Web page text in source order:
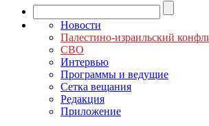
Новости
Палестино-израильский
СВО
Интервью
Программы и ведущие
Сетка вещания
Редакция
Приложение